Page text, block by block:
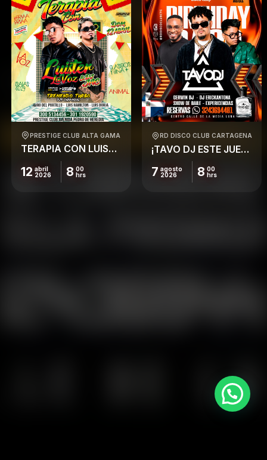
PRESTIGE CLUB ALTA GAMA
TERAPIA CON LUISTER EN PRESTIGE / DOM 12 ABRIL
12 abril
2026
8 00
hrs
RD DISCO CLUB CARTAGENA
¡TAVO DJ ESTE JUEVES PRENDE RD
7 agosto
2026
8 00
hrs